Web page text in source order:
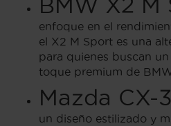
BMW X2 M
enfoque en el
el X2 M Sport es una
para quienes buscan
toque premium de
Mazda CX-
un diseño estilizado y